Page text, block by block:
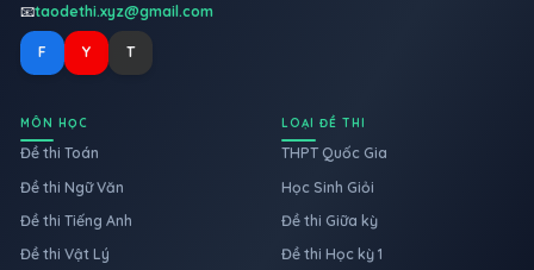
📧taodethi.xyz@gmail.com
F Y T
MÔN HỌC
Đề thi Toán
Đề thi Ngữ Văn
Đề thi Tiếng Anh
Đề thi Vật Lý
LOẠI ĐỀ THI
THPT Quốc Gia
Học Sinh Giỏi
Đề thi Giữa kỳ
Đề thi Học kỳ 1